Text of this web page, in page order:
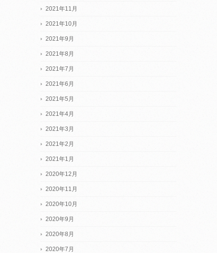
2021年11月
2021年10月
2021年9月
2021年8月
2021年7月
2021年6月
2021年5月
2021年4月
2021年3月
2021年2月
2021年1月
2020年12月
2020年11月
2020年10月
2020年9月
2020年8月
2020年7月